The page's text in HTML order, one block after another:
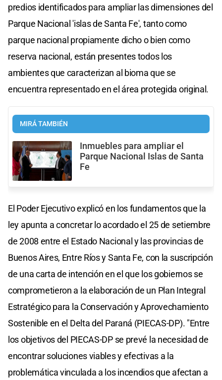
predios identificados para ampliar las dimensiones del
Parque Nacional 'islas de Santa Fe', tanto como
parque nacional propiamente dicho o bien como
reserva nacional, están presentes todos los
ambientes que caracterizan al bioma que se
encuentra representado en el área protegida original.
MIRÁ TAMBIÉN
Inmuebles para ampliar el
Parque Nacional Islas de Santa
Fe
El Poder Ejecutivo explicó en los fundamentos que la
ley apunta a concretar lo acordado el 25 de setiembre
de 2008 entre el Estado Nacional y las provincias de
Buenos Aires, Entre Ríos y Santa Fe, con la suscripción
de una carta de intención en el que los gobiernos se
comprometieron a la elaboración de un Plan Integral
Estratégico para la Conservación y Aprovechamiento
Sostenible en el Delta del Paraná (PIECAS-DP). "Entre
los objetivos del PIECAS-DP se prevé la necesidad de
encontrar soluciones viables y efectivas a la
problemática vinculada a los incendios que afectan a